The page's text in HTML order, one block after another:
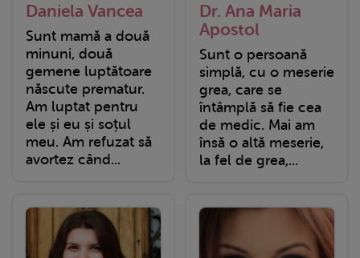
Daniela Vancea
Sunt mamă a două
minuni, două
gemene luptătoare
născute prematur.
Am luptat pentru
ele și eu și soțul
meu. Am refuzat să
avortez când...
Dr. Ana Maria
Apostol
Sunt o persoană
simplă, cu o meserie
grea, care se
întâmplă să fie cea
de medic. Mai am
însă o altă meserie,
la fel de grea,...